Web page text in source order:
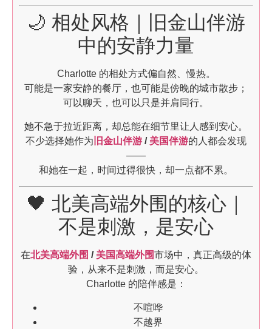
🌙 相处风格｜旧金山伴游
中的安静力量
Charlotte 的相处方式偏自然、慢热。
可能是一家安静的餐厅，也可能是傍晚的城市散步；
可以聊天，也可以只是并肩同行。
她不急于拉近距离，却总能在细节里让人感到安心。
不少选择她作为 旧金山伴游 / 美国伴游的人都会发现
——
和她在一起，时间过得很快，却一点都不累。
🖤 北美高端外围的核心｜
不是刺激，是安心
在北美高端外围 / 美国高端外围市场中，真正高级的体
验，从来不是刺激，而是安心。
Charlotte 的陪伴感是：
不喧哗
不越界